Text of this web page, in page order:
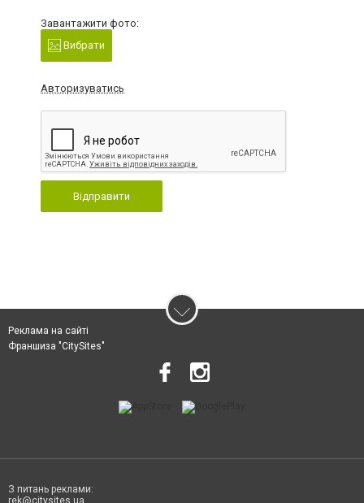
Завантажити фото:
Вибрати
Авторизуватись
Відправити
Реклама на сайті
Франшиза "CitySites"
З питань реклами:
rek@citysites.ua